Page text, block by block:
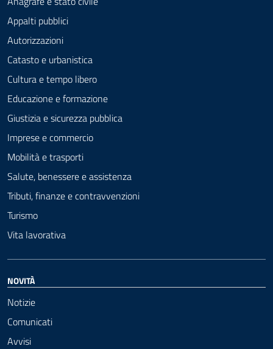
Appalti pubblici
Autorizzazioni
Catasto e urbanistica
Cultura e tempo libero
Educazione e formazione
Giustizia e sicurezza pubblica
Imprese e commercio
Mobilità e trasporti
Salute, benessere e assistenza
Tributi, finanze e contravvenzioni
Turismo
Vita lavorativa
NOVITÀ
Notizie
Comunicati
Avvisi